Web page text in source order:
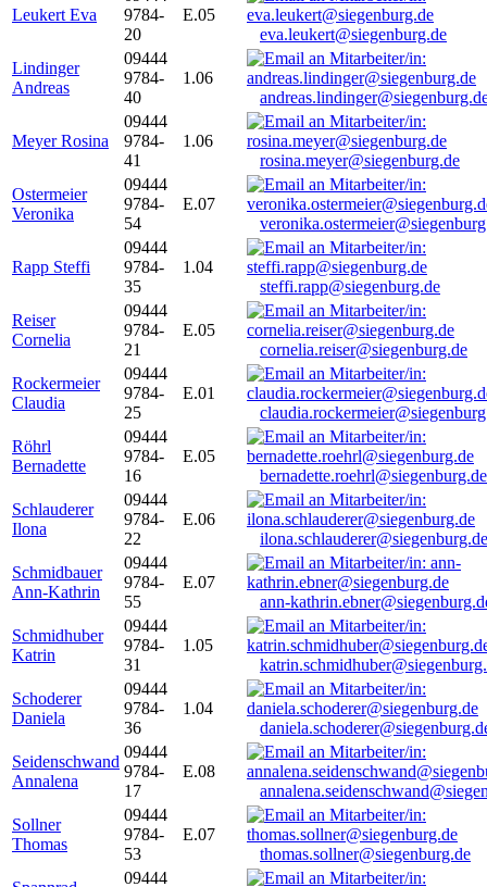
Leukert Eva
9784-
20
E.05
eva.leukert@siegenburg.de
Lindinger
Andreas
09444
9784-
40
1.06
Meyer Rosina
09444
9784-
41
1.06
rosina.meyer@siegenburg.de
Ostermeier
Veronika
09444
9784-
54
E.07
Rapp Steffi
09444
9784-
35
1.04
steffi.rapp@siegenburg.de
Reiser
Cornelia
09444
9784-
21
E.05
cornelia.reiser@siegenburg.de
Rockermeier
Claudia
09444
9784-
25
E.01
Röhrl
Bernadette
09444
9784-
16
E.05
bernadette.roehrl@siegenburg.de
Schlauderer
Ilona
09444
9784-
22
E.06
ilona.schlauderer@siegenburg.de
Schmidbauer
Ann-Kathrin
09444
9784-
55
E.07
ann-
Schmidhuber
Katrin
09444
9784-
31
1.05
Schoderer
Daniela
09444
9784-
36
1.04
Seidenschwand
Annalena
09444
9784-
17
E.08
Sollner
Thomas
09444
9784-
53
E.07
thomas.sollner@siegenburg.de
09444